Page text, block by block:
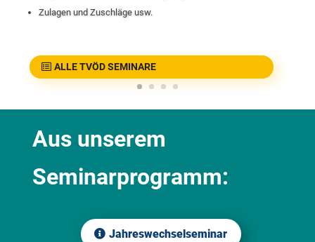
Zulagen und Zuschläge usw.
ALLE TVÖD SEMINARE
Aus unserem
Seminarprogramm:
Jahreswechselseminar